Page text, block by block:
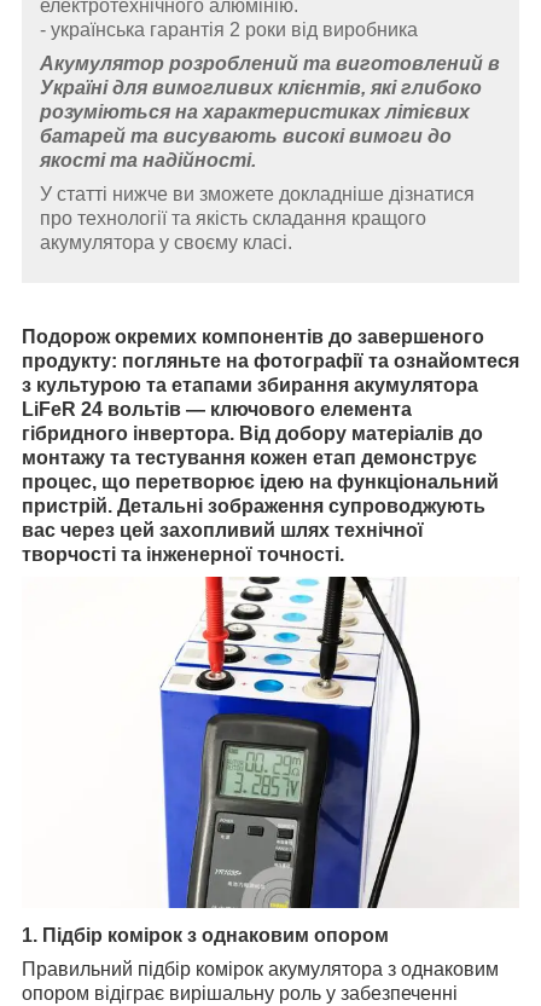
електротехнічного алюмінію.
- українська гарантія 2 роки від виробника
Акумулятор розроблений та виготовлений в
Україні для вимогливих клієнтів, які глибоко
розуміються на характеристиках літієвих
батарей та висувають високі вимоги до
якості та надійності.
У статті нижче ви зможете докладніше дізнатися
про технології та якість складання кращого
акумулятора у своєму класі.
Подорож окремих компонентів до завершеного
продукту: погляньте на фотографії та ознайомтеся
з культурою та етапами збирання акумулятора
LiFeR 24 вольтів — ключового елемента
гібридного інвертора. Від добору матеріалів до
монтажу та тестування кожен етап демонструє
процес, що перетворює ідею на функціональний
пристрій. Детальні зображення супроводжують
вас через цей захопливий шлях технічної
творчості та інженерної точності.
1. Підбір комірок з однаковим опором
Правильний підбір комірок акумулятора з однаковим
опором відіграє вирішальну роль у забезпеченні